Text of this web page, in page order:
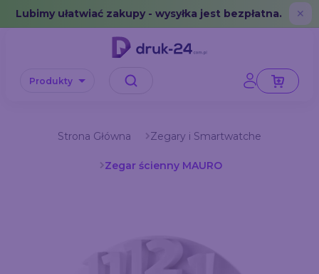
Error: No data in cache or invalid format
Lubimy ułatwiać zakupy - wysyłka jest bezpłatna. ✕
Produkty
Strona Główna Zegary i Smartwatche
Zegar ścienny MAURO